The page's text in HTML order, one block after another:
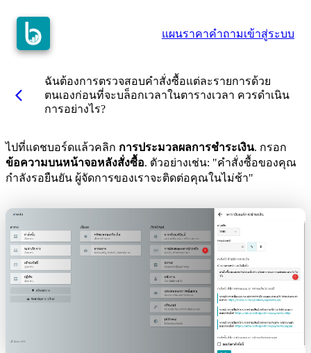
แผนราคาคำถามเข้าสู่ระบบ
arrow_back_ios
ฉันต้องการตรวจสอบคำสั่งซื้อแต่ละรายการด้วย
ตนเองก่อนที่จะบล็อกเวลาในตารางเวลา ควรดำเนิน
การอย่างไร?
ไปที่แดชบอร์ดแล้วคลิก การประมวลผลการชำระเงิน. กรอก
ข้อความบนหน้าจอหลังสั่งซื้อ. ตัวอย่างเช่น: "คำสั่งซื้อของคุณ
กำลังรอยืนยัน ผู้จัดการของเราจะติดต่อคุณในไม่ช้า"